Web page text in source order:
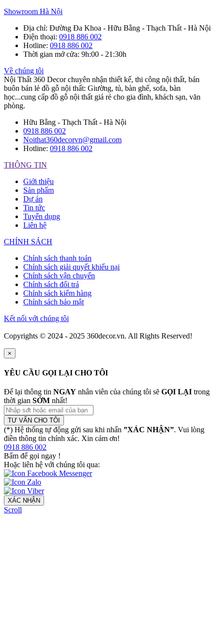
Showroom Hà Nội
Địa chỉ: Đường Đa Khoa - Hữu Bằng - Thạch Thất - Hà Nội
Điện thoại: 0918 886 002
Hotline: 0918 886 002
Thời gian mở cửa: 9h:00 - 21:30h
Về chúng tôi
Nội Thất 360 Decor chuyên nhận thiết kế, thi công nội thất, bán
buôn bán lẻ đồ gỗ nội thất: Giường, tủ, bàn ghế, sofa, bàn
học...cung cấp đồ gỗ nội thất giá rẻ cho gia đình, khách sạn, văn
phòng.
Hữu Bằng - Thạch Thất - Hà Nội
0918 886 002
Noithat360decorvn@gmail.com
Hotline: 0918 886 002
THÔNG TIN
Giới thiệu
Sản phẩm
Dự án
Tin tức
Tuyển dụng
Liên hệ
CHÍNH SÁCH
Chính sách thanh toán
Chính sách giải quyết khiếu nại
Chính sách vận chuyển
Chính sách đổi trả
Chính sách kiểm hàng
Chính sách bảo mật
Kết nối với chúng tôi
Copyrights © 2024 - 2025 360decor.vn. All Rights Reserved!
×
YÊU CẦU GỌI LẠI CHO TÔI
Để lại thông tin NGAY nhân viên của chúng tôi sẽ GỌI LẠI trong
thời gian SỚM nhất!
TƯ VẤN CHO TÔI
(*) Hệ thống tự động gửi sau khi nhấn ”XÁC NHẬN”. Vui lòng
điền thông tin chính xác. Xin cảm ơn!
0918 886 002
Bấm để gọi ngay !
Hoặc liên hệ với chúng tôi qua:
XÁC NHẬN
Scroll